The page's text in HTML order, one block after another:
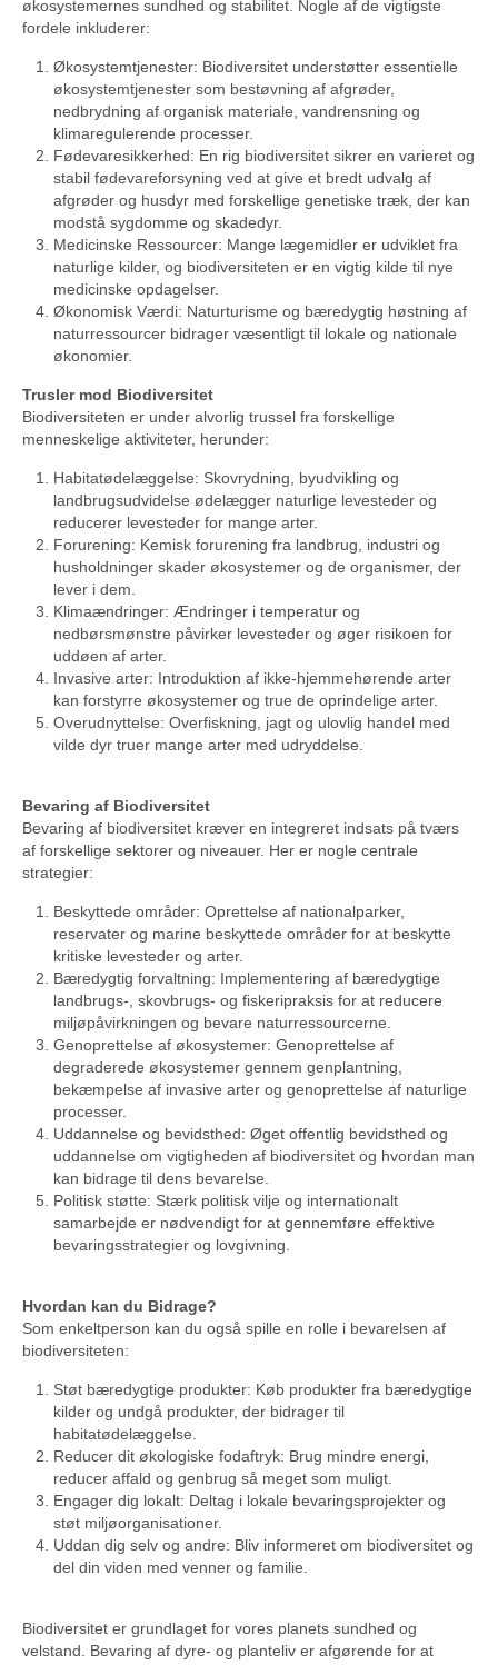
økosystemernes sundhed og stabilitet. Nogle af de vigtigste
fordele inkluderer:
Økosystemtjenester: Biodiversitet understøtter essentielle
økosystemtjenester som bestøvning af afgrøder,
nedbrydning af organisk materiale, vandrensning og
klimaregulerende processer.
Fødevaresikkerhed: En rig biodiversitet sikrer en varieret og
stabil fødevareforsyning ved at give et bredt udvalg af
afgrøder og husdyr med forskellige genetiske træk, der kan
modstå sygdomme og skadedyr.
Medicinske Ressourcer: Mange lægemidler er udviklet fra
naturlige kilder, og biodiversiteten er en vigtig kilde til nye
medicinske opdagelser.
Økonomisk Værdi: Naturturisme og bæredygtig høstning af
naturressourcer bidrager væsentligt til lokale og nationale
økonomier.
Trusler mod Biodiversitet
Biodiversiteten er under alvorlig trussel fra forskellige
menneskelige aktiviteter, herunder:
Habitatødelæggelse: Skovrydning, byudvikling og
landbrugsudvidelse ødelægger naturlige levesteder og
reducerer levesteder for mange arter.
Forurening: Kemisk forurening fra landbrug, industri og
husholdninger skader økosystemer og de organismer, der
lever i dem.
Klimaændringer: Ændringer i temperatur og
nedbørsmønstre påvirker levesteder og øger risikoen for
uddøen af arter.
Invasive arter: Introduktion af ikke-hjemmehørende arter
kan forstyrre økosystemer og true de oprindelige arter.
Overudnyttelse: Overfiskning, jagt og ulovlig handel med
vilde dyr truer mange arter med udryddelse.
Bevaring af Biodiversitet
Bevaring af biodiversitet kræver en integreret indsats på tværs
af forskellige sektorer og niveauer. Her er nogle centrale
strategier:
Beskyttede områder: Oprettelse af nationalparker,
reservater og marine beskyttede områder for at beskytte
kritiske levesteder og arter.
Bæredygtig forvaltning: Implementering af bæredygtige
landbrugs-, skovbrugs- og fiskeripraksis for at reducere
miljøpåvirkningen og bevare naturressourcerne.
Genoprettelse af økosystemer: Genoprettelse af
degraderede økosystemer gennem genplantning,
bekæmpelse af invasive arter og genoprettelse af naturlige
processer.
Uddannelse og bevidsthed: Øget offentlig bevidsthed og
uddannelse om vigtigheden af biodiversitet og hvordan man
kan bidrage til dens bevarelse.
Politisk støtte: Stærk politisk vilje og internationalt
samarbejde er nødvendigt for at gennemføre effektive
bevaringsstrategier og lovgivning.
Hvordan kan du Bidrage?
Som enkeltperson kan du også spille en rolle i bevarelsen af
biodiversiteten:
Støt bæredygtige produkter: Køb produkter fra bæredygtige
kilder og undgå produkter, der bidrager til
habitatødelæggelse.
Reducer dit økologiske fodaftryk: Brug mindre energi,
reducer affald og genbrug så meget som muligt.
Engager dig lokalt: Deltag i lokale bevaringsprojekter og
støt miljøorganisationer.
Uddan dig selv og andre: Bliv informeret om biodiversitet og
del din viden med venner og familie.
Biodiversitet er grundlaget for vores planets sundhed og
velstand. Bevaring af dyre- og planteliv er afgørende for at